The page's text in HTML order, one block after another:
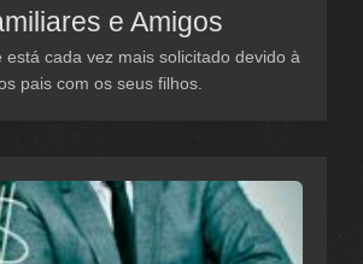
e Amigos
está cada vez mais solicitado devido à
pais com os seus filhos.